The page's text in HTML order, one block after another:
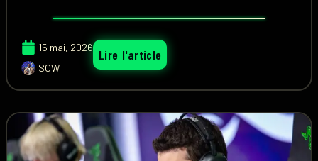
15 mai, 2026
SOW
Lire l'article